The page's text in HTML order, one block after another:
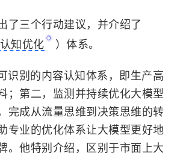
了三个行动建议，并介绍了
知优化 ）体系。
识别的内容认知体系，即生产高
；第二，监测并持续优化大模型
完成从流量思维到决策思维的转
专业的优化体系让大模型更好地
。他特别介绍，区别于市面上大